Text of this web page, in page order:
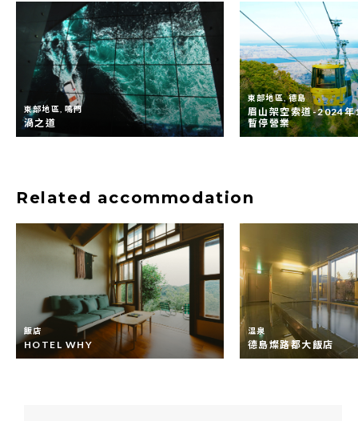
東部地區, 鳴門
渦之道
東部地區, 德島
眉山架空索道-2024
暫停營業
Related accommodation
飯店
HOTEL WHY
温泉
德島燦路都大飯店